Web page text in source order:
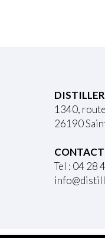
1340, route
26190
CONTACT
Tel : 04 28